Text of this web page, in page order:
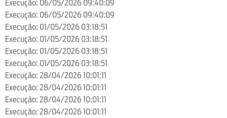
Execução: 06/05/2026 09:40:09
Execução: 06/05/2026 09:40:09
Execução: 01/05/2026 03:18:51
Execução: 01/05/2026 03:18:51
Execução: 01/05/2026 03:18:51
Execução: 01/05/2026 03:18:51
Execução: 28/04/2026 10:01:11
Execução: 28/04/2026 10:01:11
Execução: 28/04/2026 10:01:11
Execução: 28/04/2026 10:01:11